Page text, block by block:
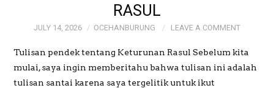
RASUL
JULY 14, 2026 OCEHANBURUNG LEAVE A COMMENT
Tulisan pendek tentang Keturunan Rasul Sebelum kita
mulai, saya ingin memberitahu bahwa tulisan ini adalah
tulisan santai karena saya tergelitik untuk ikut